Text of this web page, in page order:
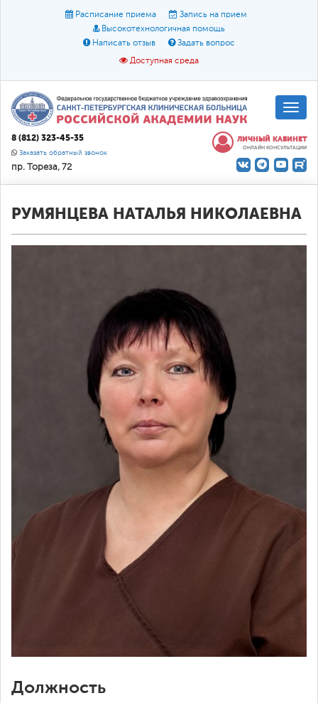
Расписание приема
Запись на прием
Высокотехнологичная помощь
Написать отзыв
Задать вопрос
Доступная среда
Размер шрифта: A A A
Цвет:
О доступной среде
8 (812) 323-45-35
Заказать обратный звонок
пр. Тореза, 72
ЛИЧНЫЙ КАБИНЕТ
ОНЛАЙН КОНСУЛЬТАЦИИ
РУМЯНЦЕВА НАТАЛЬЯ НИКОЛАЕВНА
Должность